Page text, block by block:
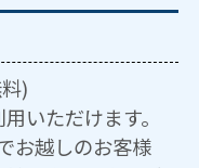
)
いただけます。
お越しのお客様